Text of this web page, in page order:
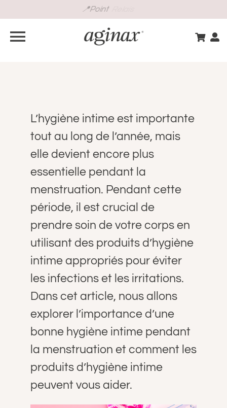
Navigation
S’INSCRIRE
VOS BESOINS
CONSEILS D’EXPERT
A PROPOS
L’hygiène intime est importante
tout au long de l’année, mais
elle devient encore plus
essentielle pendant la
menstruation. Pendant cette
période, il est crucial de
prendre soin de votre corps en
utilisant des produits d’hygiène
intime appropriés pour éviter
les infections et les irritations.
Dans cet article, nous allons
explorer l’importance d’une
bonne hygiène intime pendant
la menstruation et comment les
produits d’hygiène intime
peuvent vous aider.